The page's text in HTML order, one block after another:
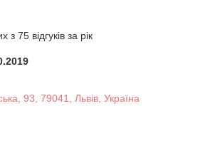
з 75 відгуків за рік
93, 79041, Львів, Україна